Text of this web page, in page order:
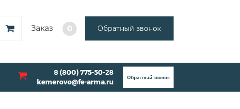
Заказ 0 Обратный звонок
8 (800) 775-50-28
kemerovo@fe-arma.ru
Обратный звонок